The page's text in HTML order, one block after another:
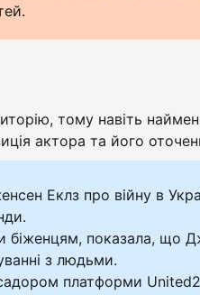
тому навіть
актора та його
Еклз про війну в
біженцям, показала, що
з людьми.
платформи